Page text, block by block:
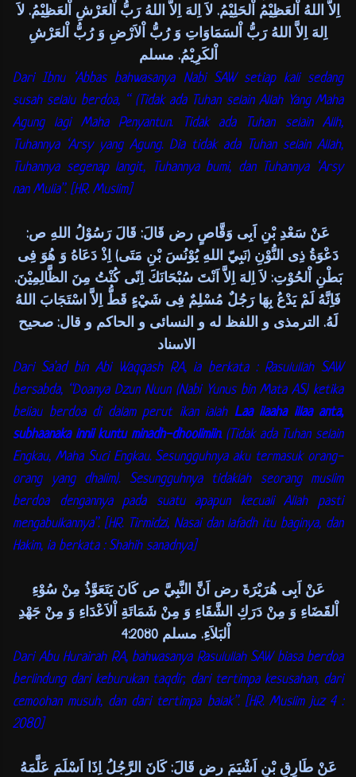
اِلاَّ اللهُ اْلعَظِيْمُ اْلحَلِيْمُ. لاَ اِلهَ اِلاَّ اللهُ رَبُّ اْلعَرْشِ اْلعَظِيْمُ. لاَ
اِلهَ اِلاَّ اللهُ رَبُّ اْلسَمَاوَاتِ وَ رُبُّ اْلاَرْضِ وَ رُبُّ اْلعَرْشِ
اْلكَرِيْمُ. مسلم
Dari Ibnu ‘Abbas bahwasanya Nabi SAW setiap kali sedang
susah selalu berdoa, “ (Tidak ada Tuhan selain Allah Yang Maha
Agung lagi Maha Penyantun. Tidak ada Tuhan selain Allh,
Tuhannya ‘Arsy yang Agung. Dia tidak ada Tuhan selain Allah,
Tuhannya segenap langit, Tuhannya bumi, dan Tuhannya ‘Arsy
nan Mulia”. [HR. Muslim]
عَنْ سَعْدِ بْنِ اَبِى وَقَّاصٍ رض قَالَ: قَالَ رَسُوْلُ اللهِ ص:
دَعْوَةُ ذِى النُّوْنِ (نَبِيّ اللهِ يُوْنُسَ بْنِ مَتَى) اِذْ دَعَاهُ وَ هُوَ فِى
بَطْنِ اْلحُوْتِ: لاَ اِلهَ اِلاَّ اَنْتَ سُبْحَانَكَ اِنّى كُنْتُ مِنَ الظَّالِمِيْنَ.
فَاِنَّهُ لَمْ يَدْعُ بِهَا رَجُلٌ مُسْلِمٌ فِى شَيْءٍ قَطُّ اِلاَّ اسْتَجَابَ اللهُ
لَهُ. الترمذى و اللفظ له و النسائى و الحاكم و قال: صحيح
Dari Sa’ad bin Abi Waqqash RA, ia berkata : Rasulullah SAW
bersabda, “Doanya Dzun Nuun (Nabi Yunus bin Mata AS) ketika
beliau berdoa di dalam perut ikan ialah Laa ilaaha illaa anta,
subhaanaka innii kuntu minadh-dhoolimiin. (Tidak ada Tuhan selain
Engkau, Maha Suci Engkau. Sesungguhnya aku termasuk orang-
orang yang dhalim). Sesungguhnya tidaklah seorang muslim
berdoa dengannya pada suatu apapun kecuali Allah pasti
mengabulkannya”. [HR. Tirmidzi, Nasai dan lafadh itu baginya, dan
Hakim, ia berkata : Shahih sanadnya]
عَنْ اَبِى هُرَيْرَةَ رض اَنَّ النَّبِيَّ ص كَانَ يَتَعَوَّذُ مِنْ سُوْءِ
اْلقَضَاءِ وَ مِنْ دَرَكِ الشَّقَاءِ وَ مِنْ شَمَاتَةِ اْلاَعْدَاءِ وَ مِنْ جَهْدِ
Dari Abu Hurairah RA, bahwasanya Rasulullah SAW biasa berdoa
berlindung dari keburukan taqdir, dari tertimpa kesusahan, dari
cemoohan musuh, dan dari tertimpa balak”. [HR. Muslim juz 4 :
2080]
عَنْ طَارِقِ بْنِ اَشْيَمَ رض قَالَ: كَانَ الرَّجُلُ اِذَا اَسْلَمَ عَلَّمَهُ